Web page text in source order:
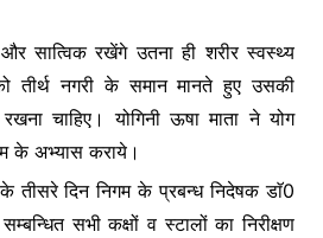
सात्विक रखेंगे उतना ही शरीर स्वस्थ्य
तीर्थ नगरी के समान मानते हुए उसकी
चाहिए। योगिनी ऊषा माता ने योग
के अभ्यास कराये।
के तीसरे दिन निगम के प्रबन्ध निदेषक डाॅ0
सभी कक्षों व स्टालों का निरीक्षण